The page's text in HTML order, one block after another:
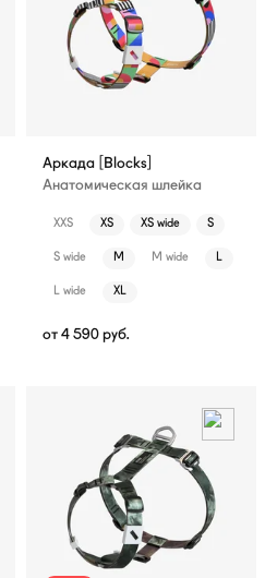
Аркада [Blocks]
Анатомическая шлейка
XXS XS XS wide S
S wide M M wide L
L wide XL
от 4 590 руб.